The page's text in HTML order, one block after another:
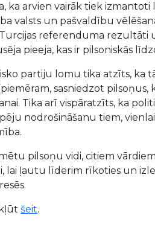
ka arvien vairāk tiek
valsts un pašvaldību
referenduma rezultāti
pieeja, kas ir pilsoniskās
partiju lomu tika atzīts,
sasniedzot
Tika arī vispāratzīts, ka
nodrošināšanu tiem,
pilsoņu vidi, citiem
lai ļautu līderim rīkoties un
šeit.